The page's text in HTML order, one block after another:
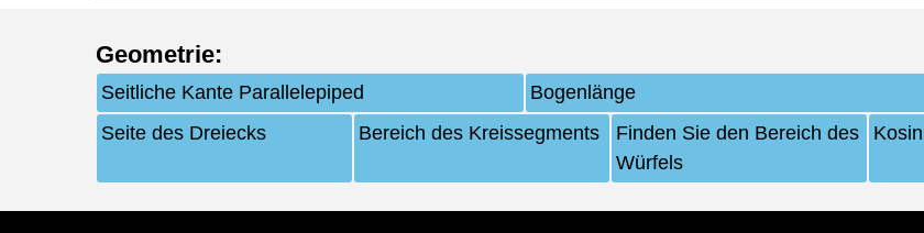
Geometrie:
Seitliche Kante Parallelepiped Bogenlänge
Seite des Dreiecks
Bereich des Kreissegments
Finden Sie den Bereich des
Würfels